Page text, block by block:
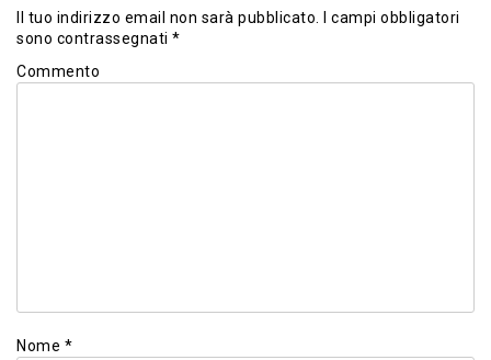
Il tuo indirizzo email non sarà pubblicato.
I campi obbligatori
sono contrassegnati *
Commento
Nome *